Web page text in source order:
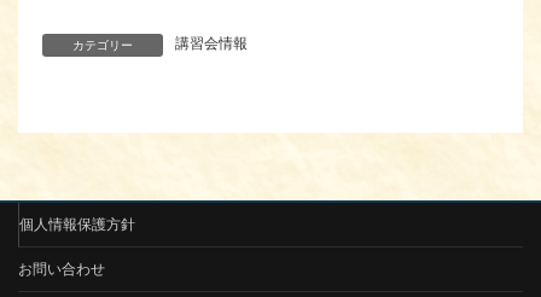
カテゴリー 講習会情報
個人情報保護方針
お問い合わせ